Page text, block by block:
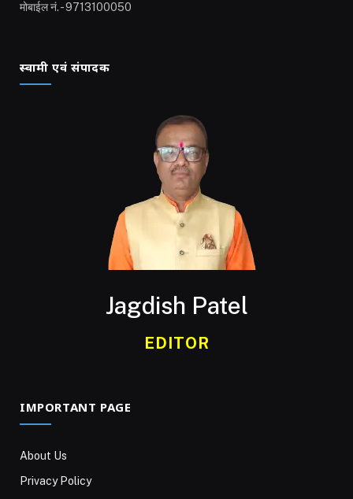
मोबाईल नं. - 9713100050
स्वामी एवं संपादक
Jagdish Patel
EDITOR
IMPORTANT PAGE
About Us
Privacy Policy